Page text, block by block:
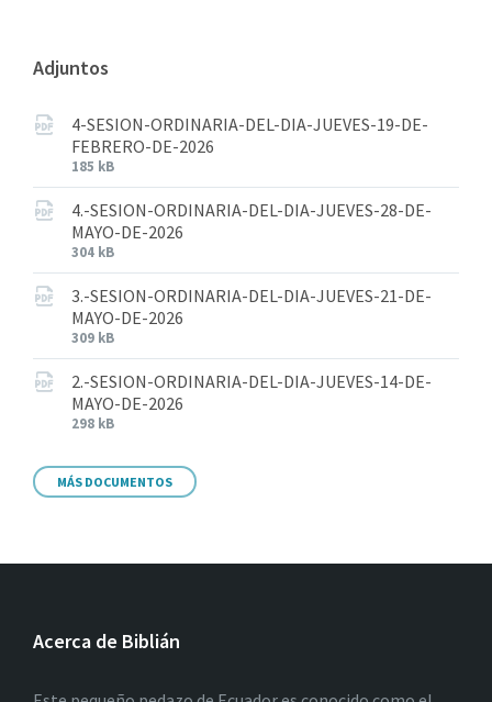
Adjuntos
4-SESION-ORDINARIA-DEL-DIA-JUEVES-19-DE-
FEBRERO-DE-2026
185 kB
4.-SESION-ORDINARIA-DEL-DIA-JUEVES-28-DE-
MAYO-DE-2026
304 kB
3.-SESION-ORDINARIA-DEL-DIA-JUEVES-21-DE-
MAYO-DE-2026
309 kB
2.-SESION-ORDINARIA-DEL-DIA-JUEVES-14-DE-
MAYO-DE-2026
298 kB
MÁS DOCUMENTOS
Acerca de Biblián